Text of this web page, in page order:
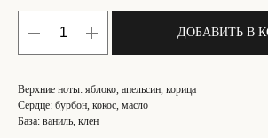
ДОБАВИТЬ В
Верхние ноты: яблоко, апельсин, корица
Сердце: бурбон, кокос, масло
База: ваниль, клен